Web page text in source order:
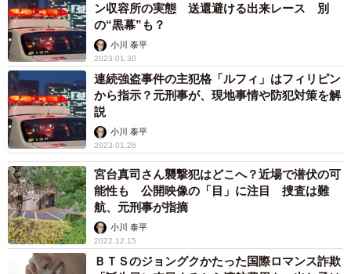
ン収容所の実態 送還避ける出来レース 別
の“黒幕”も？
小川 泰平
2023.01.30
連続強盗事件の主犯格「ルフィ」はフィリピン
から指示？元刑事が、現地事情や防犯対策を解
説
小川 泰平
2023.01.26
宮台真司さん襲撃犯はどこへ？近場で潜伏の可
能性も 公開映像の「目」に注目 捜査は難
航、元刑事が指摘
小川 泰平
2022.12.15
ＢＴＳのジョングクかたった国際ロマンス詐欺